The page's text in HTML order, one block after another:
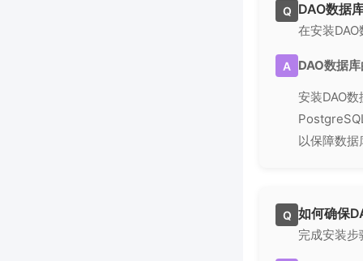
Q DAO数据
在安装
A DAO数据
安装DAO
以保障数
Q 如何确保
完成安装步